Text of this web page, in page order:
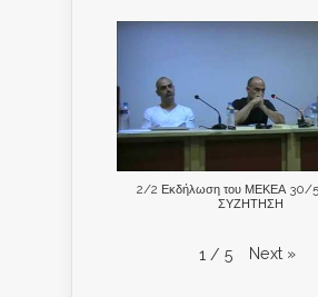
2/2 Εκδήλωση του ΜΕΚΕΑ 30/
ΣΥΖΗΤΗΣΗ
1 / 5 Next »